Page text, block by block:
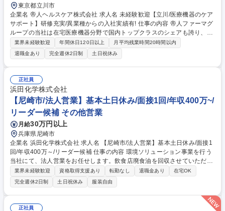
東京都立川市
企業名 帝人ヘルスケア株式会社 求人名 未経験歓迎【立川/医療機器のケア
サポート】研修充実/異業種からの入社実績有! 仕事の内容 帝人ファーマグ
ループの当社は在宅医療機器分野で国内トップクラスのシェアも誇り、地
域医療に貢献！在宅医療機器の導入からサポートを行うケア職を募集しま
す。★「誰かの役に立ちたい想い」をお持ちの方歓迎★ ■患者様のご自宅
へ在宅医療機器の導入・設置（操作説明含む） ■定期訪問による機器の状
態確認、消耗品の交換 ■医療機関・社内チームとの情報共有、調整業務 ■
タブレット端末を使用した記録入力や報告 未経験の方も多く活躍してお
り、座学研修＋社内研修＋OJT同行などサポート体制が万全。安心して一
人立ちできる環境が整っています。 募集職種 未経験歓迎【立川/医療機器
のケアサポート】研修充実/異業種からの入社実績有!
業界未経験歓迎 年間休日120日以上
月平均残業時間20時間以内
退職金あり
完全週休2日制 土日祝休み
正社員
浜田化学株式会社
【尼崎市/法人営業】基本土日休み/面接1回/年収400万~/
リーダー候補 その他営業
月給30万円以上
兵庫県尼崎市
企業名 浜田化学株式会社 求人名 【尼崎市/法人営業】基本土日休み/面接1
回/年収400万～/リーダー候補 仕事の内容 環境ソリューション事業を行う
当社にて、法人営業をお任せします。飲食店廃食油を回収させていただく
企業・店舗の新規開拓をお任せします！顧客の廃棄物を回収するため他商
材と比べ営業ハードルは高くないです！ 【具体的には】 ■飲食店・食品工
場・商業施設など廃油回収先への新規開拓営業活動。新規開拓から契約と
適宜フォローをお任せします。※実際の回収は別部門が実施します。■回
収エリア内での新規開拓・情報収集■既存顧客との関係構築・ニーズ把握
業界未経験歓迎 資格取得支援あり 転勤なし 退職金あり
在宅OK
完全週休2日制
土日祝休み 服装自由
正社員